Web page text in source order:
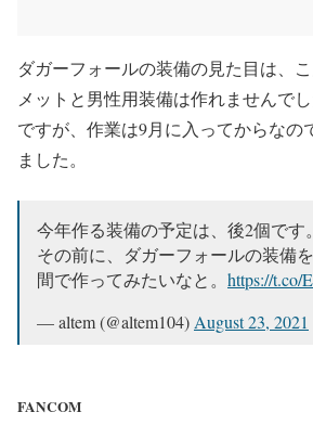
ダガーフォールの装備の見た目は、
メットと男性用装備は作れませんで
ですが、作業は9月に入ってからなの
ました。
今年作る装備の予定は、後2個です
その前に、ダガーフォールの装備
間で作ってみたいなと。 https://t.co/
— altem (@altem104) August 23, 2021
FANCOM